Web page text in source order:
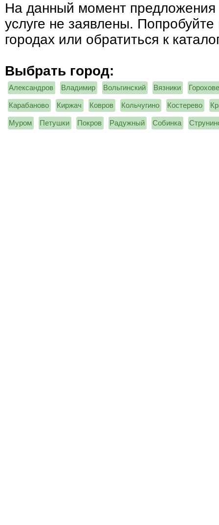
На данный момент предложения
услуге не заявлены. Попробуйте
городах или обратиться к
Выбрать город:
Александров Владимир Вольгинский Вязники
Карабаново Киржач Ковров Кольчугино Костерево
Муром Петушки Покров Радужный Собинка